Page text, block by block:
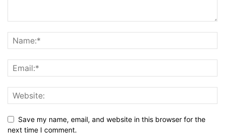
Save my name, email, and website in this browser for the
next time I comment.